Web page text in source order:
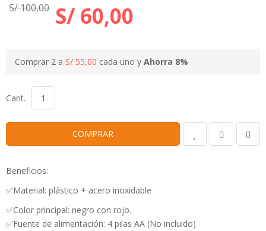
S/ 60,00
S/ 100,00
Comprar 2 a S/ 55,00 cada uno y Ahorra 8%
Cant.
COMPRAR
Beneficios:
✅Material: plástico + acero inoxidable
✅Color principal: negro con rojo.
✅Fuente de alimentación: 4 pilas AA (No incluido)
images